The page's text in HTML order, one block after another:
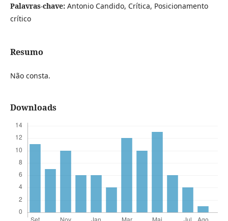
Palavras-chave: Antonio Candido, Crítica, Posicionamento
crítico
Resumo
Não consta.
Downloads